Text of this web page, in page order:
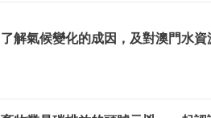
了解氣候變化的成因，及對澳門水